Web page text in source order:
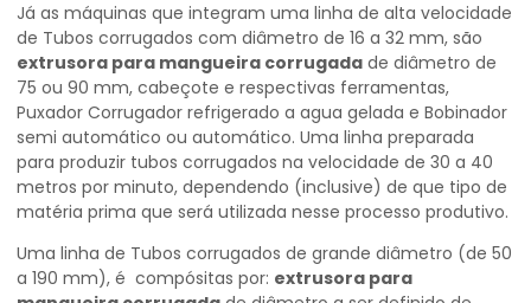
Já as máquinas que integram uma linha de alta velocidade
de Tubos corrugados com diâmetro de 16 a 32 mm, são
extrusora para mangueira corrugada de diâmetro de
75 ou 90 mm, cabeçote e respectivas ferramentas,
Puxador Corrugador refrigerado a agua gelada e Bobinador
semi automático ou automático. Uma linha preparada
para produzir tubos corrugados na velocidade de 30 a 40
metros por minuto, dependendo (inclusive) de que tipo de
matéria prima que será utilizada nesse processo produtivo.
Uma linha de Tubos corrugados de grande diâmetro (de 50
a 190 mm), é compósitas por: extrusora para